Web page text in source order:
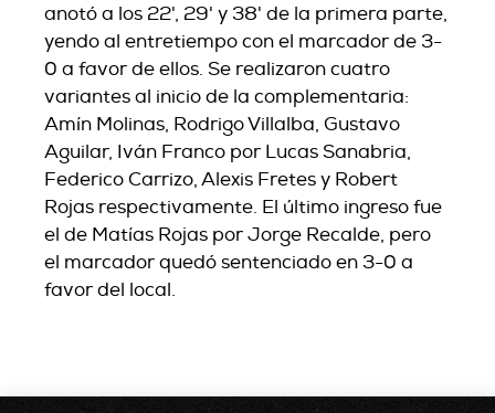
anotó a los 22', 29' y 38' de la primera parte,
yendo al entretiempo con el marcador de 3-
0 a favor de ellos. Se realizaron cuatro
variantes al inicio de la complementaria:
Amín Molinas, Rodrigo Villalba, Gustavo
Aguilar, Iván Franco por Lucas Sanabria,
Federico Carrizo, Alexis Fretes y Robert
Rojas respectivamente. El último ingreso fue
el de Matías Rojas por Jorge Recalde, pero
el marcador quedó sentenciado en 3-0 a
favor del local.